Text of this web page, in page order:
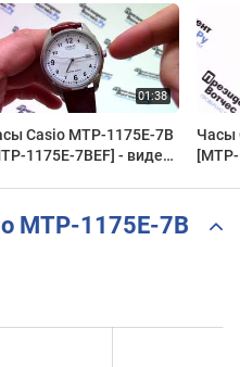
Casio MTP-1175E-7B
1175E-7BEF] - видео
Часы
MTP-1175E-7B